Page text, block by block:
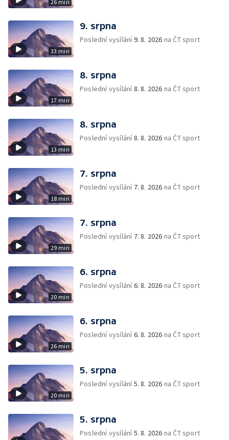
26 min
33 min
9. srpna
Poslední vysílání9. 8. 2026 na ČT sport
17 min
8. srpna
Poslední vysílání8. 8. 2026 na ČT sport
13 min
8. srpna
Poslední vysílání8. 8. 2026 na ČT sport
18 min
7. srpna
Poslední vysílání 7. 8. 2026 na ČT sport
29 min
7. srpna
Poslední vysílání 7. 8. 2026 na ČT sport
20 min
6. srpna
Poslední vysílání6. 8. 2026 na ČT sport
26 min
6. srpna
Poslední vysílání6. 8. 2026 na ČT sport
20 min
5. srpna
Poslední vysílání5. 8. 2026 na ČT sport
5. srpna
Poslední vysílání5. 8. 2026 na ČT sport